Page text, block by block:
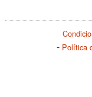
Política